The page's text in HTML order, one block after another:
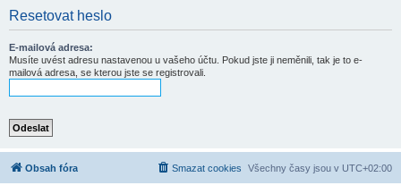
Resetovat heslo
E-mailová adresa:
Musíte uvést adresu nastavenou u vašeho účtu. Pokud jste ji neměnili, tak je to e-
mailová adresa, se kterou jste se registrovali.
Obsah fóra Všechny časy jsou v UTC+02:00
Smazat cookies